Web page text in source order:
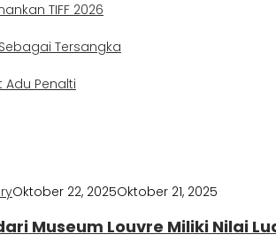
TIFF 2026
Tersangka
Adu Penalti
Oktober 22, 2025Oktober 21, 2025
Museum Louvre Miliki Nilai